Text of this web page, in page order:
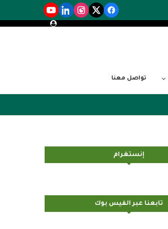
تواصل معنا
إنستغرام
تابعنا عبر الفيس بوك